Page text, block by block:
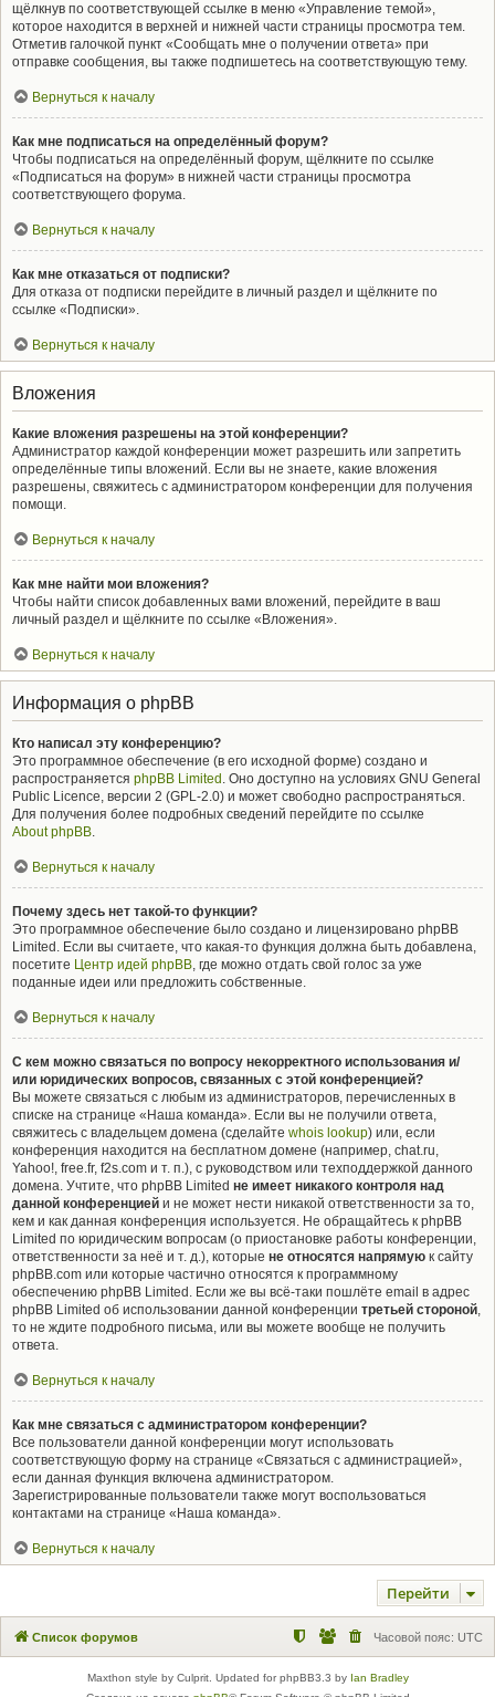
щёлкнув по соответствующей ссылке в меню «Управление темой»,
которое находится в верхней и нижней части страницы просмотра тем.
Отметив галочкой пункт «Сообщать мне о получении ответа» при
отправке сообщения, вы также подпишетесь на соответствующую тему.
Вернуться к началу
Как мне подписаться на определённый форум?
Чтобы подписаться на определённый форум, щёлкните по ссылке
«Подписаться на форум» в нижней части страницы просмотра
соответствующего форума.
Вернуться к началу
Как мне отказаться от подписки?
Для отказа от подписки перейдите в личный раздел и щёлкните по
ссылке «Подписки».
Вернуться к началу
Вложения
Какие вложения разрешены на этой конференции?
Администратор каждой конференции может разрешить или запретить
определённые типы вложений. Если вы не знаете, какие вложения
разрешены, свяжитесь с администратором конференции для получения
помощи.
Вернуться к началу
Как мне найти мои вложения?
Чтобы найти список добавленных вами вложений, перейдите в ваш
личный раздел и щёлкните по ссылке «Вложения».
Вернуться к началу
Информация о phpBB
Кто написал эту конференцию?
Это программное обеспечение (в его исходной форме) создано и
распространяется phpBB Limited . Оно доступно на условиях GNU General
Public Licence, версии 2 (GPL-2.0) и может свободно распространяться.
Для получения более подробных сведений перейдите по ссылке
About phpBB.
Вернуться к началу
Почему здесь нет такой-то функции?
Это программное обеспечение было создано и лицензировано phpBB
Limited. Если вы считаете, что какая-то функция должна быть добавлена,
посетите Центр идей phpBB, где можно отдать свой голос за уже
поданные идеи или предложить собственные.
Вернуться к началу
С кем можно связаться по вопросу некорректного использования и/
или юридических вопросов, связанных с этой конференцией?
Вы можете связаться с любым из администраторов, перечисленных в
списке на странице «Наша команда». Если вы не получили ответа,
свяжитесь с владельцем домена (сделайте whois lookup) или, если
конференция находится на бесплатном домене (например, chat.ru,
Yahoo!, free.fr, f2s.com и т. п.), с руководством или техподдержкой данного
домена. Учтите, что phpBB Limited не имеет никакого контроля над
данной конференцией и не может нести никакой ответственности за то,
кем и как данная конференция используется. Не обращайтесь к phpBB
Limited по юридическим вопросам (о приостановке работы конференции,
ответственности за неё и т. д.), которые не относятся напрямую к сайту
phpBB.com или которые частично относятся к программному
обеспечению phpBB Limited. Если же вы всё-таки пошлёте email в адрес
phpBB Limited об использовании данной конференции третьей стороной,
то не ждите подробного письма, или вы можете вообще не получить
ответа.
Вернуться к началу
Как мне связаться с администратором конференции?
Все пользователи данной конференции могут использовать
соответствующую форму на странице «Связаться с администрацией»,
если данная функция включена администратором.
Зарегистрированные пользователи также могут воспользоваться
контактами на странице «Наша команда».
Вернуться к началу
Перейти
Список форумов Часовой пояс: UTC
Maxthon style by Culprit. Updated for phpBB3.3 by Ian Bradley